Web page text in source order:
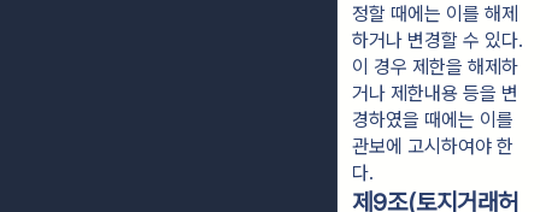
정할 때에는 이를 해제
하거나 변경할 수 있다.
이 경우 제한을 해제하
거나 제한내용 등을 변
경하였을 때에는 이를
관보에 고시하여야 한
다.
제9조(토지거래허